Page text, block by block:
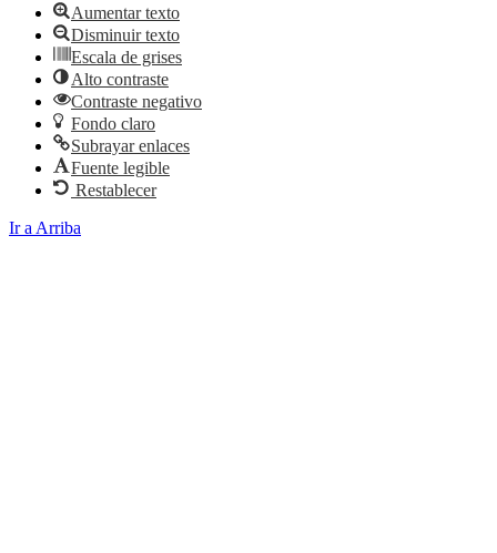
Aumentar texto
Disminuir texto
Escala de grises
Alto contraste
Contraste negativo
Fondo claro
Subrayar enlaces
Fuente legible
Restablecer
Ir a Arriba